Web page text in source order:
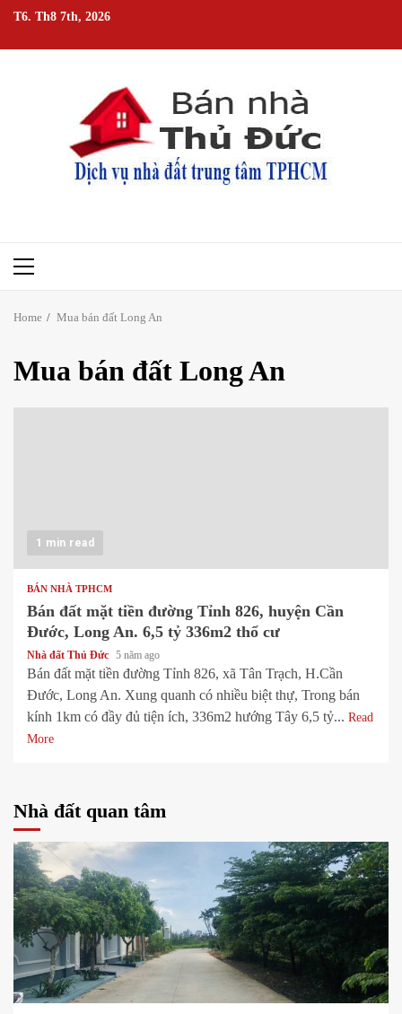
Skip
content
T6. Th8 7th, 2026
Primary
Home Mua bán đất Long An
Mua bán đất Long An
1 min read
BÁN NHÀ TPHCM
Bán đất mặt tiền đường Tỉnh 826, huyện Cần
Đước, Long An. 6,5 tỷ 336m2 thổ cư
Nhà đất Thủ Đức 5 năm ago
Bán đất mặt tiền đường Tỉnh 826, xã Tân Trạch, H.Cần
Đước, Long An. Xung quanh có nhiều biệt thự, Trong bán
kính 1km có đầy đủ tiện ích, 336m2 hướng Tây 6,5 tỷ... Read
More
Nhà đất quan tâm
1 min read